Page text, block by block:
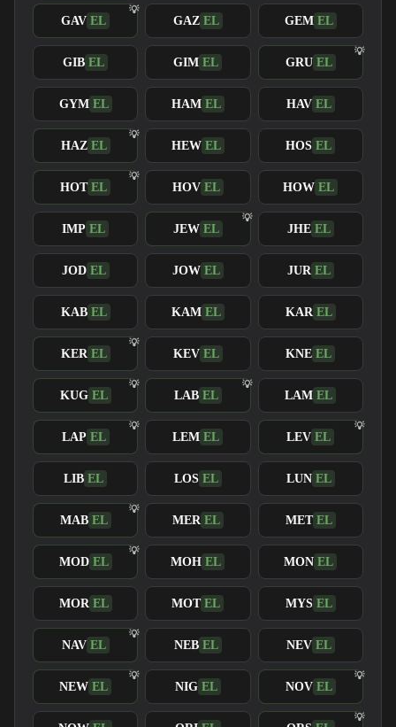
GAV EL GAZ EL GEM EL
GIB EL GIM EL GRU EL
GYM EL HAM EL HAV EL
HAZ EL HEW EL HOS EL
HOT EL HOV EL HOW EL
IMP EL JEW EL JHE EL
JOD EL JOW EL JUR EL
KAB EL KAM EL KAR EL
KER EL KEV EL KNE EL
KUG EL LAB EL LAM EL
LAP EL LEM EL LEV EL
LIB EL LOS EL LUN EL
MAB EL MER EL MET EL
MOD EL MOH EL MON EL
MOR EL MOT EL MYS EL
NAV EL NEB EL NEV EL
NEW EL NIG EL NOV EL